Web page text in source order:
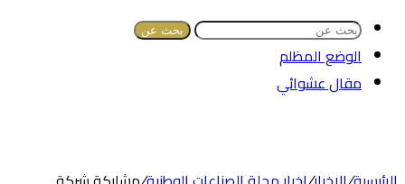
بحث عن
الوضع المظلم
مقال عشوائي